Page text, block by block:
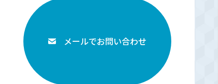
メールでお問い合わせ